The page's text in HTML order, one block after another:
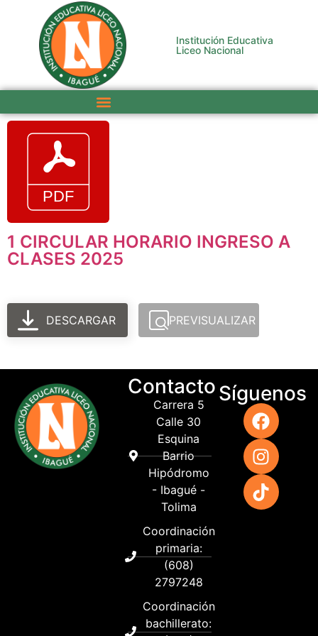
Institución Educativa
Liceo Nacional
1 CIRCULAR HORARIO INGRESO A
CLASES 2025
DESCARGAR PREVISUALIZAR
Contacto
Carrera 5
Calle 30
Esquina
Barrio
Hipódromo
- Ibagué -
Tolima
Coordinación
primaria:
(608)
2797248
Coordinación
bachillerato:
Síguenos